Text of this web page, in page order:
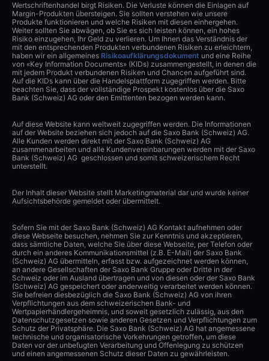
Wertschriftenhandel birgt Risiken. Die Verluste können die Einlagen auf
Margin-Produkten übersteigen. Sie sollten verstehen wie unsere
Produkte funktionieren und welche Risiken mit diesen einhergehen.
Weiter sollten Sie abwägen, ob Sie es sich leisten können, ein hohes
Risiko einzugehen, Ihr Geld zu verlieren. Um Ihnen das Verständnis der
mit den entsprechenden Produkten verbundenen Risiken zu erleichtern,
haben wir ein allgemeines Risikoaufklärungsdokument und eine Reihe
von «Key Information Documents» (KIDs) zusammengestellt, in denen die
mit jedem Produkt verbundenen Risiken und Chancen aufgeführt sind.
Auf die KIDs kann über die Handelsplattform zugegriffen werden. Bitte
beachten Sie, dass der vollständige Prospekt kostenlos über die Saxo
Bank (Schweiz) AG oder den Emittenten bezogen werden kann.
Auf diese Website kann weltweit zugegriffen werden. Die Informationen
auf der Website beziehen sich jedoch auf die Saxo Bank (Schweiz) AG.
Alle Kunden werden direkt mit der Saxo Bank (Schweiz) AG
zusammenarbeiten und alle Kundenvereinbarungen werden mit der Saxo
Bank (Schweiz) AG geschlossen und somit schweizerischem Recht
unterstellt.
Der Inhalt dieser Website stellt Marketingmaterial dar und wurde keiner
Aufsichtsbehörde gemeldet oder übermittelt.
Sofern Sie mit der Saxo Bank (Schweiz) AG Kontakt aufnehmen oder
diese Webseite besuchen, nehmen Sie zur Kenntnis und akzeptieren,
dass sämtliche Daten, welche Sie über diese Webseite, per Telefon oder
durch ein anderes Kommunikationsmittel (z.B. E-Mail) der Saxo Bank
(Schweiz) AG übermitteln, erfasst bzw. aufgezeichnet werden können,
an andere Gesellschaften der Saxo Bank Gruppe oder Dritte in der
Schweiz oder im Ausland übertragen und von diesen oder der Saxo Bank
(Schweiz) AG gespeichert oder anderweitig verarbeitet werden können.
Sie befreien diesbezüglich die Saxo Bank (Schweiz) AG von ihren
Verpflichtungen aus dem schweizerischen Bank- und
Wertpapierhändlergeheimnis, und soweit gesetzlich zulässig, aus den
Datenschutzgesetzen sowie anderen Gesetzen und Verpflichtungen zum
Schutz der Privatsphäre. Die Saxo Bank (Schweiz) AG hat angemessene
technische und organisatorische Vorkehrungen getroffen, um diese
Daten vor der unbefugten Verarbeitung und Offenlegung zu schützen
und einen angemessenen Schutz dieser Daten zu gewährleisten.